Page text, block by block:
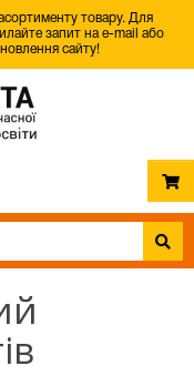
товару. Для
запит на e-mail або
сайту!